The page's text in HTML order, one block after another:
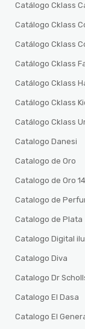
Catálogo Cklass
Catálogo Cklass
Catálogo Cklass
Catálogo Cklass
Catálogo Cklass
Catálogo Cklass
Catálogo Cklass
Catalogo Danesi
Catalogo de Oro
Catalogo de Oro
Catalogo de
Catalogo de Plata
Catalogo Digital
Catalogo Diva
Catalogo Dr
Catalogo El Dasa
Catalogo El